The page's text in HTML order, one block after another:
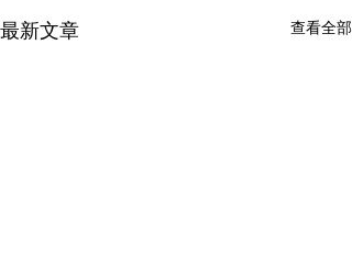
最新文章 查看全部